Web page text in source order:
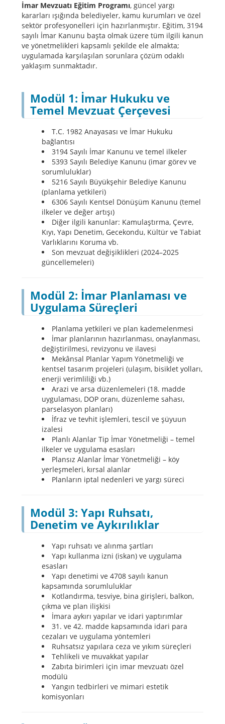
İmar Mevzuatı Eğitim Programı, güncel yargı
kararları ışığında belediyeler, kamu kurumları ve özel
sektör profesyonelleri için hazırlanmıştır. Eğitim, 3194
sayılı İmar Kanunu başta olmak üzere tüm ilgili kanun
ve yönetmelikleri kapsamlı şekilde ele almakta;
uygulamada karşılaşılan sorunlara çözüm odaklı
yaklaşım sunmaktadır.
Modül 1: İmar Hukuku ve
Temel Mevzuat Çerçevesi
T.C. 1982 Anayasası ve İmar Hukuku
bağlantısı
3194 Sayılı İmar Kanunu ve temel ilkeler
5393 Sayılı Belediye Kanunu (imar görev ve
sorumluluklar)
5216 Sayılı Büyükşehir Belediye Kanunu
(planlama yetkileri)
6306 Sayılı Kentsel Dönüşüm Kanunu (temel
ilkeler ve değer artışı)
Diğer ilgili kanunlar: Kamulaştırma, Çevre,
Kıyı, Yapı Denetim, Gecekondu, Kültür ve Tabiat
Varlıklarını Koruma vb.
Son mevzuat değişiklikleri (2024–2025
güncellemeleri)
Modül 2: İmar Planlaması ve
Uygulama Süreçleri
Planlama yetkileri ve plan kademelenmesi
İmar planlarının hazırlanması, onaylanması,
değiştirilmesi, revizyonu ve ilavesi
Mekânsal Planlar Yapım Yönetmeliği ve
kentsel tasarım projeleri (ulaşım, bisiklet yolları,
enerji verimliliği vb.)
Arazi ve arsa düzenlemeleri (18. madde
uygulaması, DOP oranı, düzenleme sahası,
parselasyon planları)
İfraz ve tevhit işlemleri, tescil ve şüyuun
izalesi
Planlı Alanlar Tip İmar Yönetmeliği – temel
ilkeler ve uygulama esasları
Plansız Alanlar İmar Yönetmeliği – köy
yerleşmeleri, kırsal alanlar
Planların iptal nedenleri ve yargı süreci
Modül 3: Yapı Ruhsatı,
Denetim ve Aykırılıklar
Yapı ruhsatı ve alınma şartları
Yapı kullanma izni (iskan) ve uygulama
esasları
Yapı denetimi ve 4708 sayılı kanun
kapsamında sorumluluklar
Kotlandırma, tesviye, bina girişleri, balkon,
çıkma ve plan ilişkisi
İmara aykırı yapılar ve idari yaptırımlar
31. ve 42. madde kapsamında idari para
cezaları ve uygulama yöntemleri
Ruhsatsız yapılara ceza ve yıkım süreçleri
Tehlikeli ve muvakkat yapılar
Zabıta birimleri için imar mevzuatı özel
modülü
Yangın tedbirleri ve mimari estetik
komisyonları